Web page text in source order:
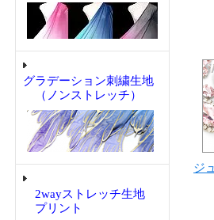
グラデーション刺繍生地
（ノンストレッチ）
2wayストレッチ生地
プリント
ジ